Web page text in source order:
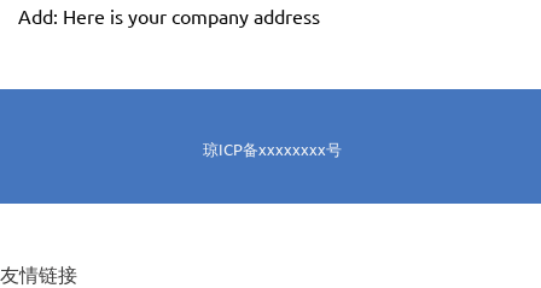
Add: Here is your company address
琼ICP备xxxxxxxx号
友情链接